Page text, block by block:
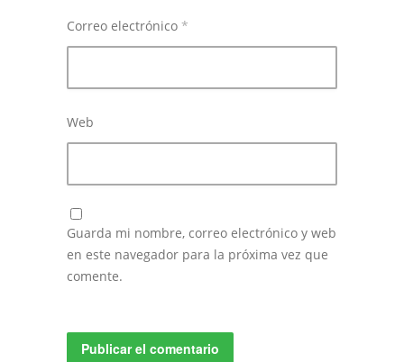
Correo electrónico *
Web
Guarda mi nombre, correo electrónico y web
en este navegador para la próxima vez que
comente.